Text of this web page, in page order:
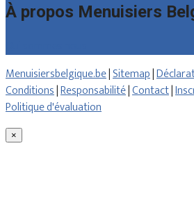
À propos Menuisiers
Menuisiersbelgique.be|Sitemap|
Conditions|Responsabilité|Contact|
Politique d'évaluation
×